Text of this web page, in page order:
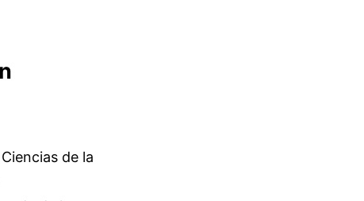
de la